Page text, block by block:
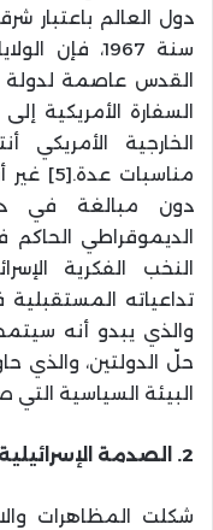
دول العالم باعتبار
سنة 1967،
القدس عاصمة لدولة
السفارة الأمريكية
دون مبالغة في
الديموقراطي الحاكم
النخب الفكرية
تداعياته
والذي يبدو أنه
حلّ الدولتين، والذي
البيئة السياسية
2. الصدمة الإسرائيلية بدور فلسطيني 1948:
شكلت المظاهرات